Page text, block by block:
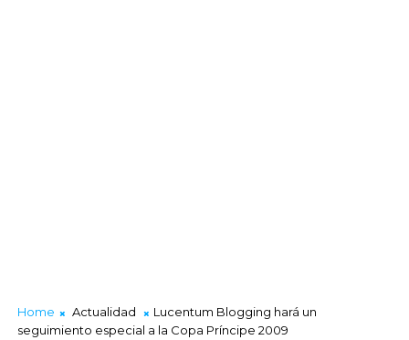
Home Actualidad
Lucentum Blogging hará un
seguimiento especial a la Copa Príncipe 2009